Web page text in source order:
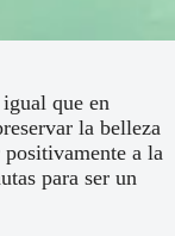
que en
la belleza
a la
para ser un